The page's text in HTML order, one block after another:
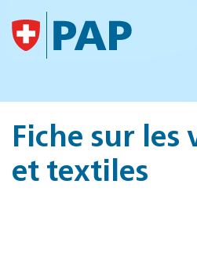
Accéder au contenu
Fiche sur les
et textiles